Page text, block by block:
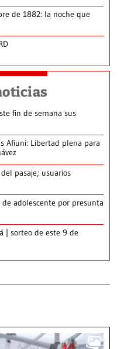
de 1882: la noche que
fin de semana sus
Afiuni: Libertad plena para
pasaje; usuarios
adolescente por presunta
| sorteo de este 9 de